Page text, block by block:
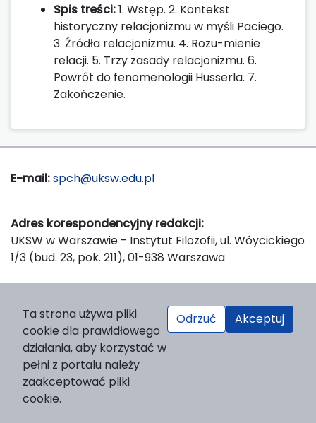
Spis treści:1. Wstęp. 2. Kontekst
historyczny relacjonizmu w myśli Paciego.
3. Źródła relacjonizmu. 4. Rozu-mienie
relacji. 5. Trzy zasady relacjonizmu. 6.
Powrót do fenomenologii Husserla. 7.
Zakończenie.
E-mail:spch@uksw.edu.pl
Adres korespondencyjny redakcji:
UKSW w Warszawie - Instytut Filozofii, ul. Wóycickiego
1/3 (bud. 23, pok. 211), 01-938 Warszawa
Wydawnictwo Naukowe UKSW, ul. Dewajtis 5, domek
nr 2, 01-815 Warszawa
Strona WWW Wydawnictwa
e-mail: wydawnictwo@uksw.edu.pl
Ta strona używa pliki
cookie dla prawidłowego
działania, aby korzystać w
pełni z portalu należy
zaakceptować pliki
cookie.
Odrzuć Akceptuj